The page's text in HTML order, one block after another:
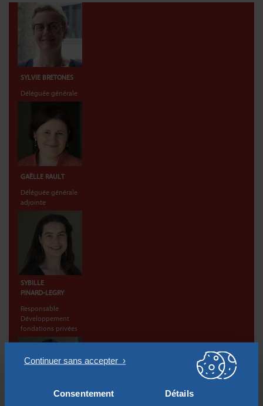
Consentement Détails
SYLVIE BRETONES
Déléguée générale
GAËLLE RAULT
Déléguée générale
adjointe
SYBILLE
PINARD-LEGRY
Responsable
Développement
fondations privées